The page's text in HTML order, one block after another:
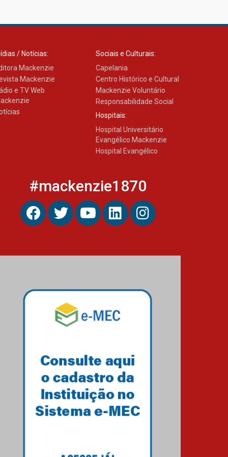
educação superior
/ Notícias:
Mackenzie
Mackenzie
e TV Web
Sociais e Culturais:
Capelania
Centro Histórico e Cultural
Mackenzie Voluntário
Responsabilidade Social
Hospitais:
Hospital Universitário
Evangélico Mackenzie
Hospital Evangélico
#mackenzie1870